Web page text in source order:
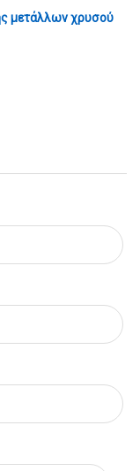
μετάλλων χρυσού